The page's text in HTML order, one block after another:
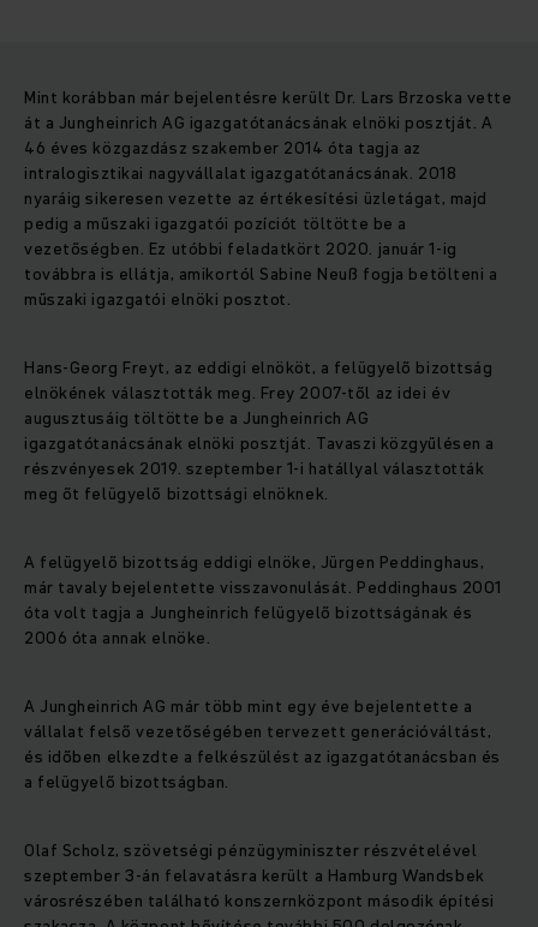
Mint korábban már bejelentésre került Dr. Lars Brzoska vette
át a Jungheinrich AG igazgatótanácsának elnöki posztját. A
46 éves közgazdász szakember 2014 óta tagja az
intralogisztikai nagyvállalat igazgatótanácsának. 2018
nyaráig sikeresen vezette az értékesítési üzletágat, majd
pedig a műszaki igazgatói pozíciót töltötte be a
vezetőségben. Ez utóbbi feladatkört 2020. január 1-ig
továbbra is ellátja, amikortól Sabine Neuß fogja betölteni a
műszaki igazgatói elnöki posztot.
Hans-Georg Freyt, az eddigi elnököt, a felügyelő bizottság
elnökének választották meg. Frey 2007-től az idei év
augusztusáig töltötte be a Jungheinrich AG
igazgatótanácsának elnöki posztját. Tavaszi közgyűlésen a
részvényesek 2019. szeptember 1-i hatállyal választották
meg őt felügyelő bizottsági elnöknek.
A felügyelő bizottság eddigi elnöke, Jürgen Peddinghaus,
már tavaly bejelentette visszavonulását. Peddinghaus 2001
óta volt tagja a Jungheinrich felügyelő bizottságának és
2006 óta annak elnöke.
A Jungheinrich AG már több mint egy éve bejelentette a
vállalat felső vezetőségében tervezett generációváltást,
és időben elkezdte a felkészülést az igazgatótanácsban és
a felügyelő bizottságban.
Olaf Scholz, szövetségi pénzügyminiszter részvételével
szeptember 3-án felavatásra került a Hamburg Wandsbek
városrészében található konszernközpont második építési